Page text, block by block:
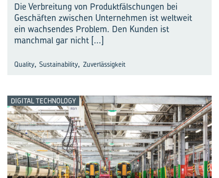
Die Verbreitung von Produktfälschungen bei
Geschäften zwischen Unternehmen ist weltweit
ein wachsendes Problem. Den Kunden ist
manchmal gar nicht [...]
Quality, Sustainability, Zuverlässigkeit
DIGITAL TECHNOLOGY